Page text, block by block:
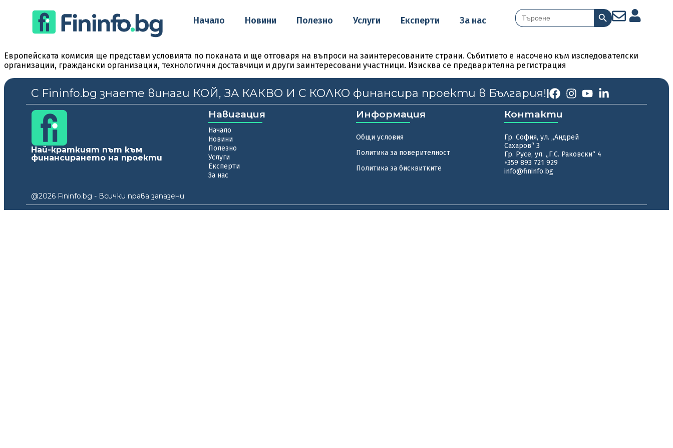
Начало Новини Полезно Услуги Експерти За нас
Search
for:
Search Button
Европейската комисия ще представи условията по поканата и ще отговаря на въпроси на заинтересованите страни. Събитието е насочено към изследователски
организации, граждански организации, технологични доставчици и други заинтересовани участници. Изисква се предварителна регистрация
С Fininfo.bg знаете винаги КОЙ, ЗА КАКВО И С КОЛКО финансира проекти в България!|
Най-краткият път към
финансирането на проекти
Навигация
Начало
Новини
Полезно
Услуги
Експерти
За нас
Информация
Общи условия
Политика за поверителност
Политика за бисквитките
Контакти
Гр. София, ул. „Андрей
Сахаров“ 3
Гр. Русе, ул. „Г.С. Раковски“ 4
+359 893 721 929
info@fininfo.bg
@2026 Fininfo.bg - Всички права запазени